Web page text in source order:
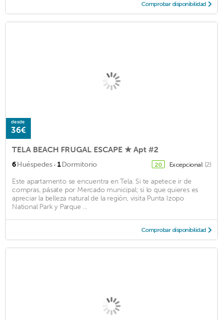
Comprobar disponibilidad
desde
36€
TELA BEACH FRUGAL ESCAPE ★ Apt #2
6Huéspedes · 1Dormitorio 20 Excepcional (2)
Este apartamento se encuentra en Tela. Si te apetece ir de
compras, pásate por Mercado municipal; si lo que quieres es
apreciar la belleza natural de la región, visita Punta Izopo
National Park y Parque ...
Comprobar disponibilidad